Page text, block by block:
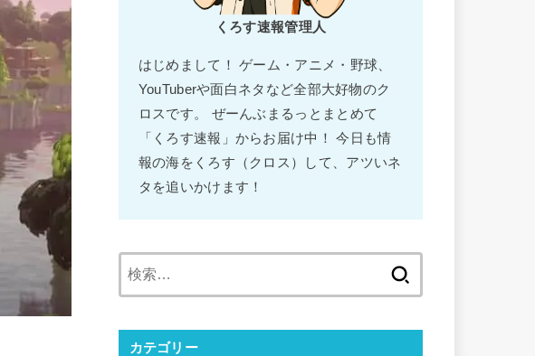
くろす速報管理人
はじめまして！ ゲーム・アニメ・野球、
YouTuberや面白ネタなど全部大好物のク
ロスです。 ぜーんぶまるっとまとめて
「くろす速報」からお届け中！ 今日も情
報の海をくろす（クロス）して、アツいネ
タを追いかけます！
カテゴリー